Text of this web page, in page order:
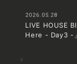
2026.05.28
LIVE HOUSE
Here - Day3 -